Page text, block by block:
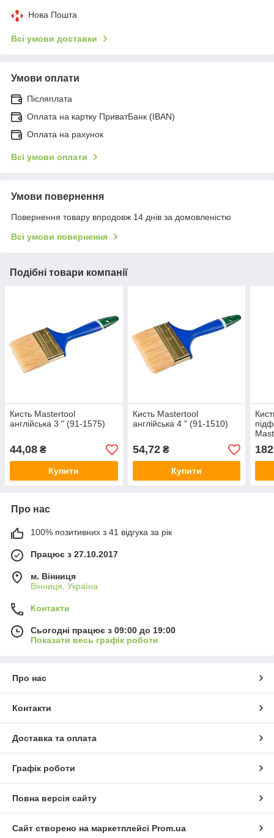
Нова Пошта
Всі умови доставки
Умови оплати
Післяплата
Оплата на картку ПриватБанк (IBAN)
Оплата на рахунок
Всі умови оплати
Умови повернення
Повернення товару впродовж 14 днів за домовленістю
Всі умови повернення
Подібні товари компанії
Кисть Mastertool
англійська 3 " (91-1575)
44,08 ₴
Купити
Кисть Mastertool
англійська 4 " (91-1510)
54,72₴
Купити
Про нас
100% позитивних з 41 відгука за рік
Працює з 27.10.2017
м. Вінниця
Вінниця, Україна
Контакти
Сьогодні працює з 09:00 до 19:00
Показати весь графік роботи
Про нас
Контакти
Доставка та оплата
Графік роботи
Повна версія сайту
Сайт створено на маркетплейсі Prom.ua